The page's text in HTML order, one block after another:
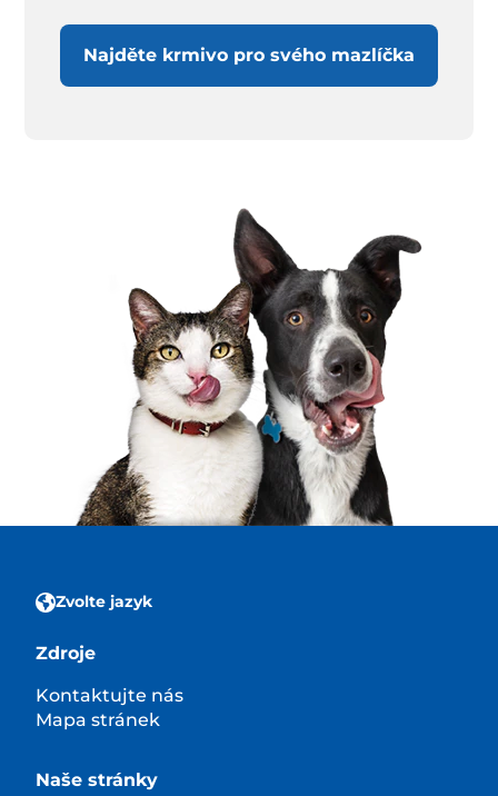
Najděte krmivo pro svého mazlíčka
Zvolte jazyk
Zdroje
Kontaktujte nás
Mapa stránek
Naše stránky